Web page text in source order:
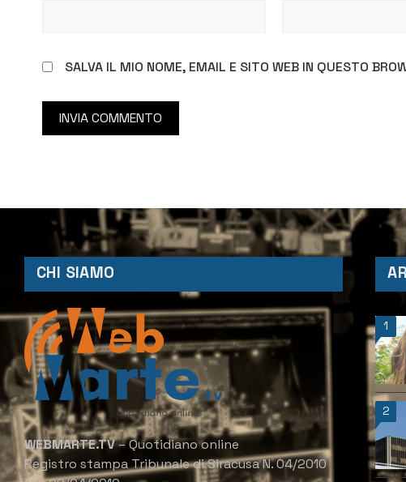
SALVA IL MIO NOME, EMAIL E SITO WEB IN QUESTO
CHI SIAMO
WEBMARTE.TV– Quotidiano online
Registro stampa Tribunale di Siracusa N. 04/2010
1
2